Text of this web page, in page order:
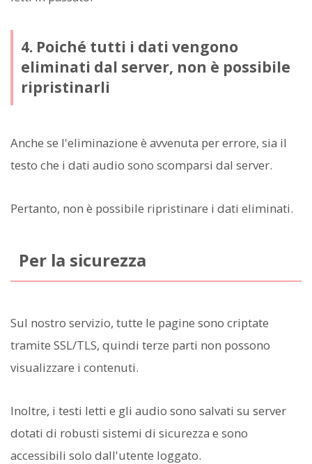
4. Poiché tutti i dati vengono
eliminati dal server, non è possibile
ripristinarli
Anche se l'eliminazione è avvenuta per errore, sia il
testo che i dati audio sono scomparsi dal server.
Pertanto, non è possibile ripristinare i dati eliminati.
Per la sicurezza
Sul nostro servizio, tutte le pagine sono criptate
tramite SSL/TLS, quindi terze parti non possono
visualizzare i contenuti.
Inoltre, i testi letti e gli audio sono salvati su server
dotati di robusti sistemi di sicurezza e sono
accessibili solo dall'utente loggato.